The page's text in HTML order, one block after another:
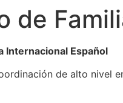
de
Internacional Español
de alto nivel